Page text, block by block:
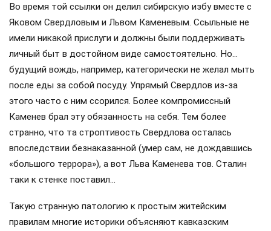
Во время той ссылки он делил сибирскую избу вместе с
Яковом Свердловым и Львом Каменевым. Ссыльные не
имели никакой прислуги и должны были поддерживать
личный быт в достойном виде самостоятельно. Но…
будущий вождь, например, категорически не желал мыть
после еды за собой посуду. Упрямый Свердлов из-за
этого часто с ним ссорился. Более компромиссный
Каменев брал эту обязанность на себя. Тем более
странно, что та строптивость Свердлова осталась
впоследствии безнаказанной (умер сам, не дождавшись
«большого террора»), а вот Льва Каменева тов. Сталин
таки к стенке поставил…
Такую странную патологию к простым житейским
правилам многие историки объясняют кавказским